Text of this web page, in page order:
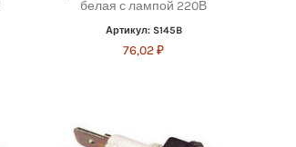
белая с лампой 220В
Артикул: S145B
76,02 ₽